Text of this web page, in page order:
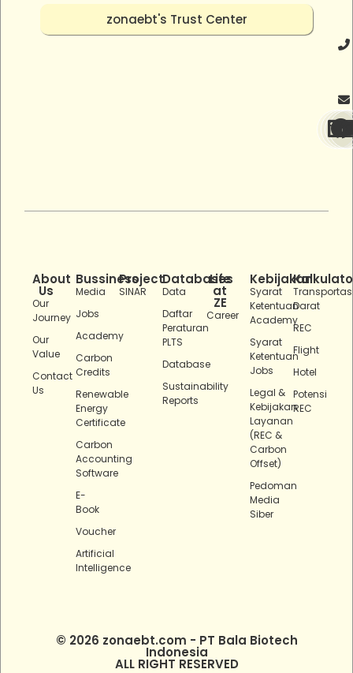
zonaebt's Trust Center
About
Us
Our
Journey
Our
Value
Contact
Us
Bussiness
Media
Jobs
Academy
Carbon
Credits
Renewable
Energy
Certificate
Carbon
Accounting
Software
E-
Book
Voucher
Artificial
Intelligence
Project
SINAR
Databases
Data
Daftar
Peraturan
PLTS
Database
Sustainability
Reports
Life
at
ZE
Career
Kebijakan
Syarat
Ketentuan
Academy
Syarat
Ketentuan
Jobs
Legal &
Kebijakan
Layanan
(REC &
Carbon
Offset)
Pedoman
Media
Siber
Darat
REC
Flight
Hotel
Potensi
REC
© 2026 zonaebt.com - PT Bala Biotech
Indonesia
ALL RIGHT RESERVED